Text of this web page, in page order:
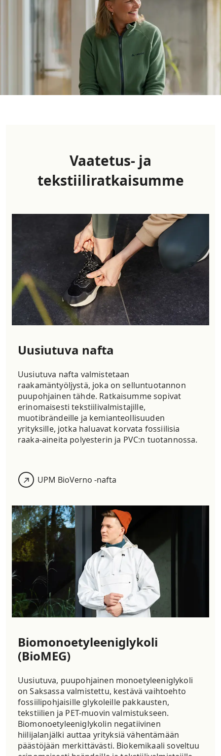
Vaatetus- ja
tekstiiliratkaisumme
Uusiutuva nafta
Uusiutuva nafta valmistetaan
raakamäntyöljystä, joka on selluntuotannon
puupohjainen tähde. Ratkaisumme sopivat
erinomaisesti tekstiilivalmistajille,
muotibrändeille ja kemianteollisuuden
yrityksille, jotka haluavat korvata fossiilisia
raaka-aineita polyesterin ja PVC:n tuotannossa.
UPM BioVerno -nafta
Biomonoetyleeniglykoli
(BioMEG)
Uusiutuva, puupohjainen monoetyleeniglykoli
on Saksassa valmistettu, kestävä vaihtoehto
fossiilipohjaisille glykoleille pakkausten,
tekstiilien ja PET-muovin valmistukseen.
Biomonoetyleeniglykolin negatiivinen
hiilijalanjälki auttaa yrityksiä vähentämään
päästöjään merkittävästi. Biokemikaali soveltuu